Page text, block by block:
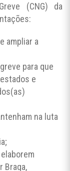
(CNG) da
ampliar a
para que
e
na luta
Braga,